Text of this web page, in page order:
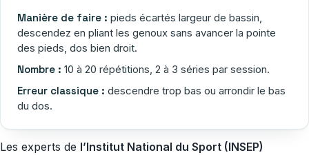
Manière de faire : pieds écartés largeur de bassin,
descendez en pliant les genoux sans avancer la pointe
des pieds, dos bien droit.
Nombre : 10 à 20 répétitions, 2 à 3 séries par session.
Erreur classique : descendre trop bas ou arrondir le bas
du dos.
Les experts de l’Institut National du Sport (INSEP)